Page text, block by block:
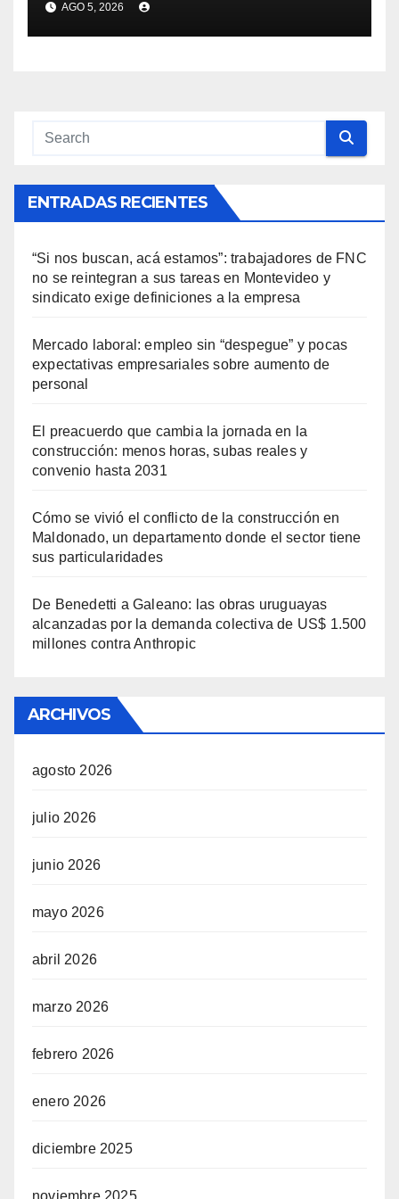
garantizó que habrá dosis
para toda la población de 9 a
AGO 5, 2026
ENTRADAS RECIENTES
“Si nos buscan, acá estamos”: trabajadores de FNC
no se reintegran a sus tareas en Montevideo y
sindicato exige definiciones a la empresa
Mercado laboral: empleo sin “despegue” y pocas
expectativas empresariales sobre aumento de
personal
El preacuerdo que cambia la jornada en la
construcción: menos horas, subas reales y
convenio hasta 2031
Cómo se vivió el conflicto de la construcción en
Maldonado, un departamento donde el sector tiene
sus particularidades
De Benedetti a Galeano: las obras uruguayas
alcanzadas por la demanda colectiva de US$ 1.500
millones contra Anthropic
ARCHIVOS
agosto 2026
julio 2026
junio 2026
mayo 2026
abril 2026
marzo 2026
febrero 2026
enero 2026
diciembre 2025
noviembre 2025